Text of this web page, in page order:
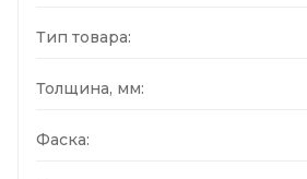
Тип товара:
Толщина, мм:
Фаска: